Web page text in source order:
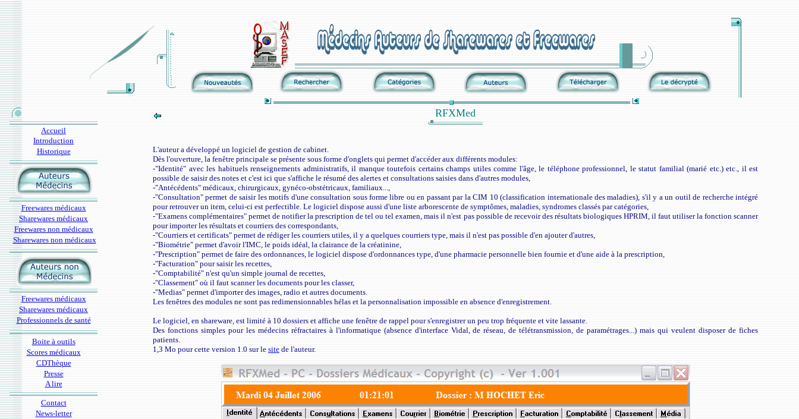
Accueil
Introduction
Historique
Freewares médicaux
Sharewares médicaux
Freewares non médicaux
Sharewares non médicaux
Freewares médicaux
Sharewares médicaux
Professionnels de santé
Boite à outils
Scores médicaux
CDThèque
Presse
A lire
Contact
News-letter
RFXMed
L'auteur a développé un logiciel de gestion de cabinet.
Dès l'ouverture, la fenêtre principale se présente sous forme d'onglets qui permet d'accéder aux différents modules:
-"Identité" avec les habituels renseignements administratifs, il manque toutefois certains champs utiles comme l'âge, le téléphone professionnel, le statut familial (marié etc.) etc., il est
possible de saisir des notes et c'est ici que s'affiche le résumé des alertes et consultations saisies dans d'autres modules,
-"Antécédents" médicaux, chirurgicaux, gynéco-obstétricaux, familiaux...,
-"Consultation" permet de saisir les motifs d'une consultation sous forme libre ou en passant par la CIM 10 (classification internationale des maladies), s'il y a un outil de recherche intégré
pour retrouver un item, celui-ci est perfectible. Le logiciel dispose aussi d'une liste arborescente de symptômes, maladies, syndromes classés par catégories,
-"Examens complémentaires" permet de notifier la prescription de tel ou tel examen, mais il n'est pas possible de recevoir des résultats biologiques HPRIM, il faut utiliser la fonction scanner
pour importer les résultats et courriers des correspondants,
-"Courriers et certificats" permet de rédiger les courriers utiles, il y a quelques courriers type, mais il n'est pas possible d'en ajouter d'autres,
-"Biométrie" permet d'avoir l'IMC, le poids idéal, la clairance de la créatinine,
-"Prescription" permet de faire des ordonnances, le logiciel dispose d'ordonnances type, d'une pharmacie personnelle bien fournie et d'une aide à la prescription,
-"Facturation" pour saisir les recettes,
-"Comptabilité" n'est qu'un simple journal de recettes,
-"Classement" où il faut scanner les documents pour les classer,
-"Medias" permet d'importer des images, radio et autres documents.
Les fenêtres des modules ne sont pas redimensionnables hélas et la personnalisation impossible en absence d'enregistrement.
Le logiciel, en shareware, est limité à 10 dossiers et affiche une fenêtre de rappel pour s'enregistrer un peu trop fréquente et vite lassante.
Des fonctions simples pour les médecins réfractaires à l'informatique (absence d'interface Vidal, de réseau, de télétransmission, de paramétrages...) mais qui veulent disposer de fiches
patients.
1,3 Mo pour cette version 1.0 sur le site de l'auteur.